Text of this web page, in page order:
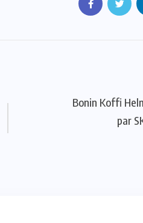
Bonin Koffi
par